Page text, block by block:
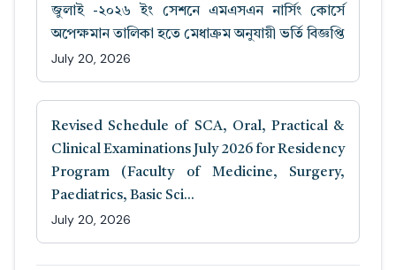
জুলাই -২০২৬ ইং সেশনে এমএসএন নার্সিং কোর্সে
অপেক্ষমান তালিকা হতে মেধাক্রম অনুযায়ী ভর্তি বিজ্ঞপ্তি
July 20, 2026
Revised Schedule of SCA, Oral, Practical &
Clinical Examinations July 2026 for Residency
Program (Faculty of Medicine, Surgery,
Paediatrics, Basic Sci...
July 20, 2026